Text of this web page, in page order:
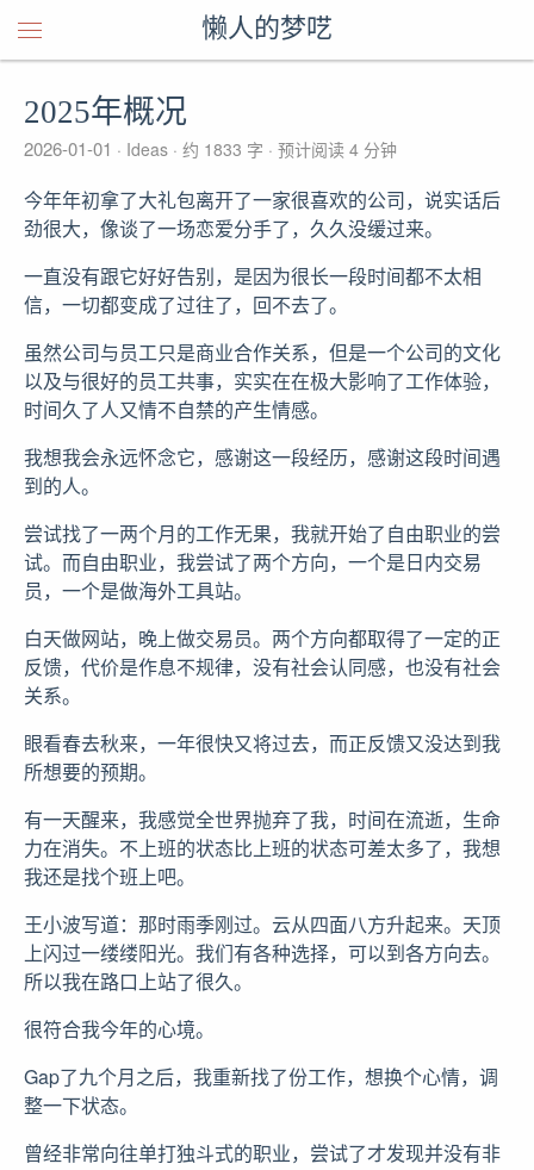
懒人的梦呓
2025年概况
2026-01-01 Ideas 约 1833 字 预计阅读 4 分钟
今年年初拿了大礼包离开了一家很喜欢的公司，说实话后
劲很大，像谈了一场恋爱分手了，久久没缓过来。
一直没有跟它好好告别，是因为很长一段时间都不太相
信，一切都变成了过往了，回不去了。
虽然公司与员工只是商业合作关系，但是一个公司的文化
以及与很好的员工共事，实实在在极大影响了工作体验，
时间久了人又情不自禁的产生情感。
我想我会永远怀念它，感谢这一段经历，感谢这段时间遇
到的人。
尝试找了一两个月的工作无果，我就开始了自由职业的尝
试。而自由职业，我尝试了两个方向，一个是日内交易
员，一个是做海外工具站。
白天做网站，晚上做交易员。两个方向都取得了一定的正
反馈，代价是作息不规律，没有社会认同感，也没有社会
关系。
眼看春去秋来，一年很快又将过去，而正反馈又没达到我
所想要的预期。
有一天醒来，我感觉全世界抛弃了我，时间在流逝，生命
力在消失。不上班的状态比上班的状态可差太多了，我想
我还是找个班上吧。
王小波写道：那时雨季刚过。云从四面八方升起来。天顶
上闪过一缕缕阳光。我们有各种选择，可以到各方向去。
所以我在路口上站了很久。
很符合我今年的心境。
Gap了九个月之后，我重新找了份工作，想换个心情，调
整一下状态。
曾经非常向往单打独斗式的职业，尝试了才发现并没有非